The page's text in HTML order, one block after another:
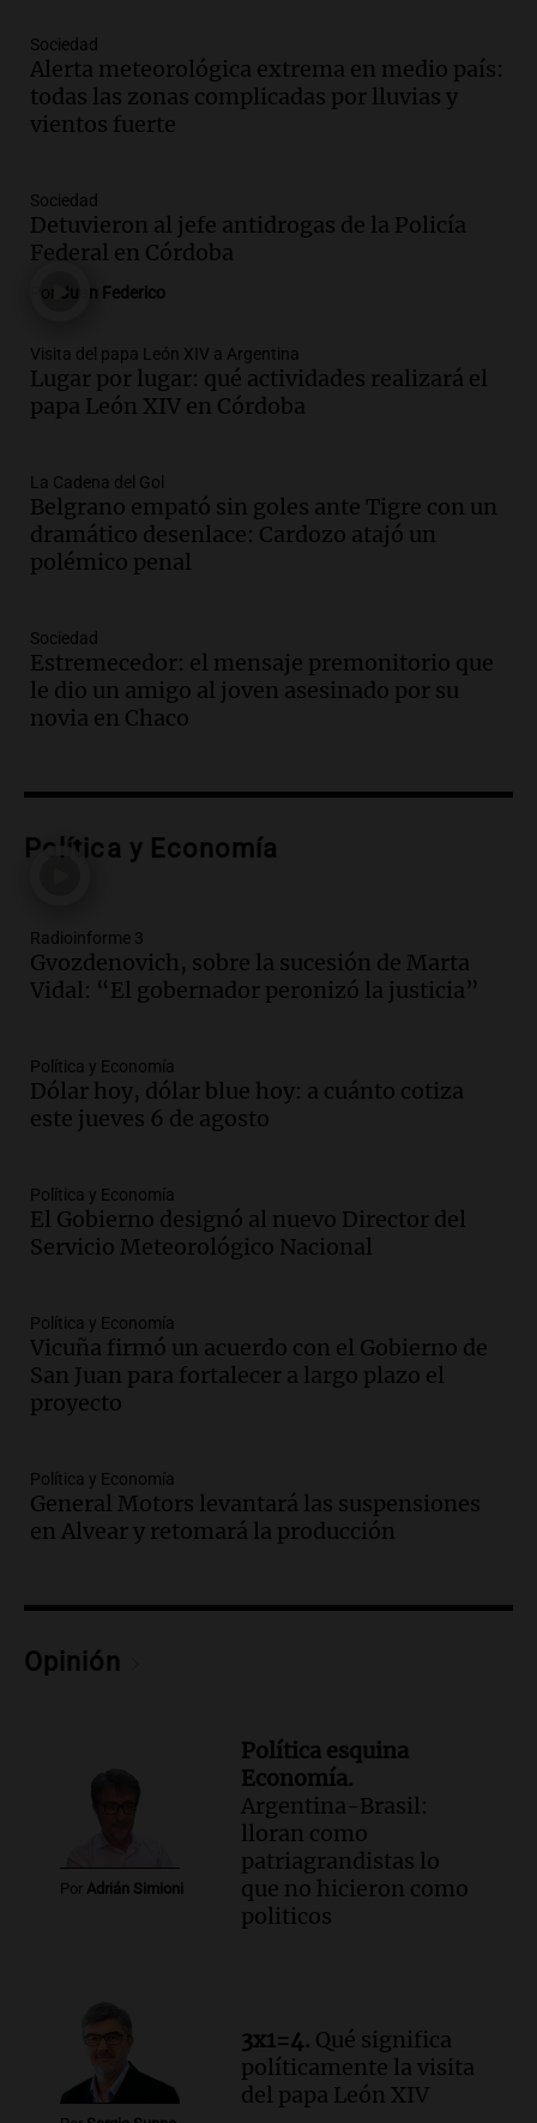
Audio.
Anticipan tormentas fuertes y
descenso de temperatura en Rafaela
para este jueves
Panorama Federal
Audio.
conmovedora historia de "El Duende" y
su hija violinista
Episodios
Audio.
Avanza la investigación por
intento de asalto a la vivienda del
empresario Roberto Zagra en Tucumán
Panorama Federal
Audio.Schmuck sobre la recuperación
del centro rosarino: "La gastronomía es
fundamental"
Noticias Rosario
Audio.
clave declararán sobre velocidad en las
altas cumbres
Panorama Federal
critica a EE.UU. por amenazas a
Panorama Federal
prepara con novedades para disfrutar en
La Baulal este fin de semana
Panorama Federal
Audio.Cerro Catedral recibe a 1.600
alumnos en programa de esquí escolar
impulsado por la provincia
Audio.Osvaldo Jaldo busca unificar
criterios con gobernadores del norte
argentino en Buenos Aires
Episodios
Audio.Riesgo extremo de incendios en
Córdoba a pesar del sol en Carlos Paz
Noticias
Audio.1.500 camiones varados en
Mendoza por temporal; el paso Cristo
Redentor sigue cerrado
Episodios
en el proyecto de un puerto minero en
Audio. Detienen a comisario de la
Federal por caso de corrupción en
Córdoba y otros implicados
Episodios
Condiciones climáticas actuales
Noticias
Episodios
Audio.Exóticos para Niños: la muestra
solidaria que reunirá más de 140 autos
Sociedad
Alerta meteorológica extrema en medio país:
todas las zonas complicadas por lluvias y
vientos fuerte
Sociedad
Detuvieron al jefe antidrogas de la Policía
Federal en Córdoba
Juan Federico
Visita del papa León XIV a Argentina
Lugar por lugar: qué actividades realizará el
papa León XIV en Córdoba
La Cadena del Gol
Belgrano empató sin goles ante Tigre con un
dramático desenlace: Cardozo atajó un
polémico penal
Sociedad
Estremecedor: el mensaje premonitorio que
le dio un amigo al joven asesinado por su
novia en Chaco
Política y Economía
Radioinforme 3
Gvozdenovich, sobre la sucesión de Marta
Vidal: “El gobernador peronizó la justicia”
Política y Economía
Dólar hoy, dólar blue hoy: a cuánto cotiza
este jueves 6 de agosto
Política y Economía
El Gobierno designó al nuevo Director del
Servicio Meteorológico Nacional
Política y Economía
Vicuña firmó un acuerdo con el Gobierno de
San Juan para fortalecer a largo plazo el
proyecto
Política y Economía
General Motors levantará las suspensiones
en Alvear y retomará la producción
Opinión
Por Adrián Simioni
Política esquina
Economía.
Argentina-Brasil:
lloran como
patriagrandistas lo
que no hicieron como
politicos
3x1=4. Qué significa
políticamente la visita
del papa León XIV